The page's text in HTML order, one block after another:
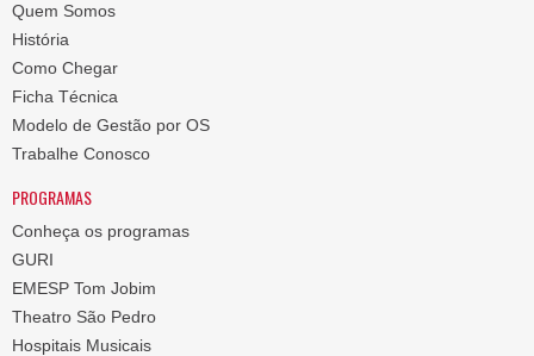
Quem Somos
História
Como Chegar
Ficha Técnica
Modelo de Gestão por OS
Trabalhe Conosco
PROGRAMAS
Conheça os programas
GURI
EMESP Tom Jobim
Theatro São Pedro
Hospitais Musicais